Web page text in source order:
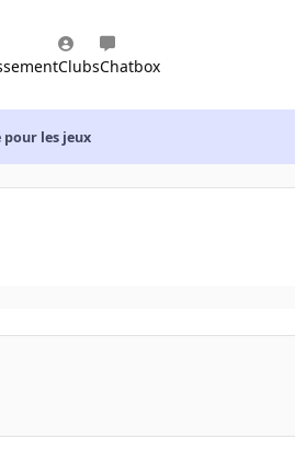
ClubsChatbox
les jeux